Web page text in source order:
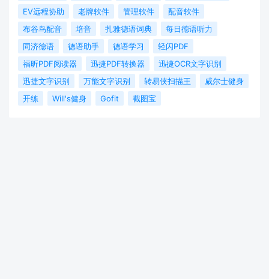
EV远程协助
老牌软件 管理软件
配音软件
布谷鸟配音
培音 扎雅德语词典
每日德语听力
同济德语
德语助手 德语学习
轻闪PDF
福昕PDF阅读器
迅捷PDF转换器
迅捷OCR文字识别
迅捷文字识别
万能文字识别 转易侠扫描王
威尔士健身
开练
Will's健身 Gofit 截图宝